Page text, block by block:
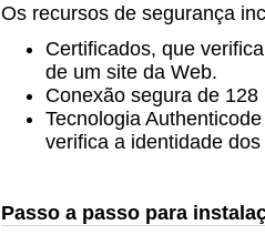
Os recursos de segurança
Certificados, que
de um site da Web.
Conexão segura de
Tecnologia
verifica a identidade
Passo a passo para